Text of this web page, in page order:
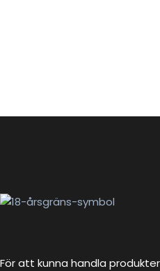
För att kunna handla